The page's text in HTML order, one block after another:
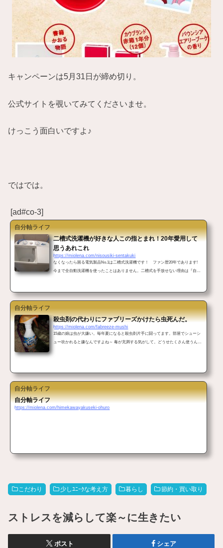
キャンペーンは5月31日が締め切り。
公式サイトを覗いてみてくださいませ。
けっこう面白いですよ♪
ではでは。
[ad#co-3]
自分軸ライフ
二槽式洗濯機が好きな人この指とまれ！20年愛用して
思うあれこれ
https://miolena.com/nisousiki-sentakuki
なくなったら困る電気製品No.1は二槽式洗濯機です！ ファン歴20年であります!
今まで全自動洗濯機を使ったことはありません。二槽式を手放せない理由は『自分
機? こんばんは ミオレナです。 今日は、洗濯嫌いな私による洗濯機のお話。 あな
ってる人は1～2人しかいないのです...
自分軸ライフ
殺虫剤の代わりにファブリーズかけたら虫死んだ。
https://miolena.com/fabreeze-mushi
15歳の娘は虫が大嫌い。毎年夏になると殺虫剤片手に闘ってます。部屋でシューシ
ュー吹かれると嫌なんですよね～ 毒が充満する気がして。どうせたくさん使うんだ
自分軸ライフ
自分軸ライフ
https://miolena.com/himekawayakuseki-ohuro
こだわり 少しﾕﾆｰｸな考え方 暮らし 節約・買い取り
ストレスを減らして楽～に生きたい
ポスト シェア